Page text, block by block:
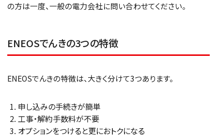
の方は一度、一般の電力会社に問い合わせてください。
ENEOSでんきの3つの特徴
ENEOSでんきの特徴は、大きく分けて3つあります。
申し込みの手続きが簡単
工事・解約手数料が不要
オプションをつけると更におトクになる